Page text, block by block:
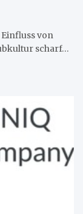
von
scharf…